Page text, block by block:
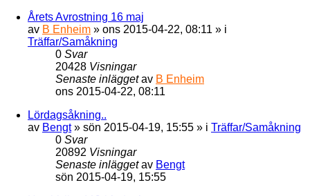
Årets Avrostning 16 maj
av B Enheim » ons 2015-04-22, 08:11 » i
Träffar/Samåkning
0 Svar
20428 Visningar
Senaste inläggetav B Enheim
ons 2015-04-22, 08:11
Lördagsåkning..
av Bengt» sön 2015-04-19, 15:55 » i Träffar/Samåkning
0 Svar
20892 Visningar
Senaste inläggetav Bengt
sön 2015-04-19, 15:55